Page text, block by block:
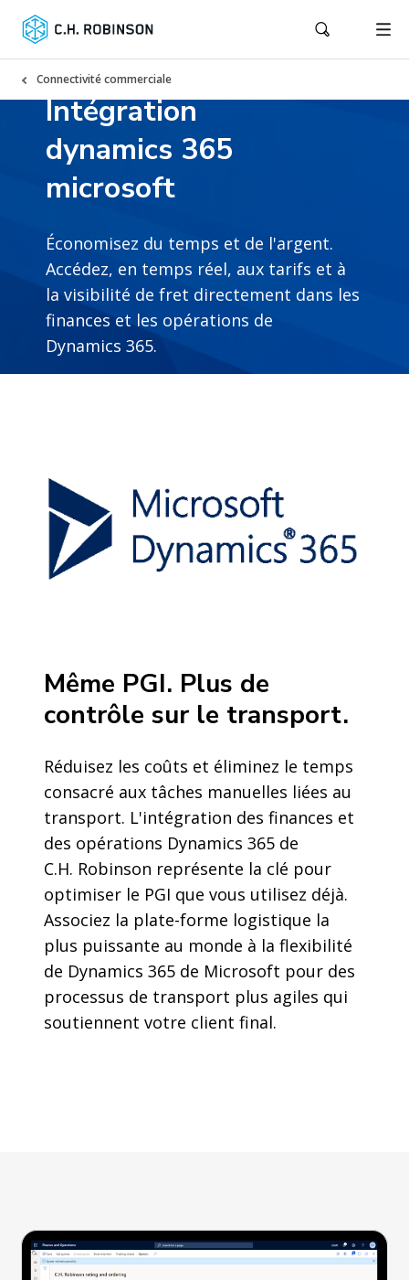
Connectivité commerciale
Intégration
dynamics 365
microsoft
Économisez du temps et de l'argent.
Accédez, en temps réel, aux tarifs et à
la visibilité de fret directement dans les
finances et les opérations de
Dynamics 365.
Même PGI. Plus de
contrôle sur le transport.
Réduisez les coûts et éliminez le temps
consacré aux tâches manuelles liées au
transport. L'intégration des finances et
des opérations Dynamics 365 de
C.H. Robinson représente la clé pour
optimiser le PGI que vous utilisez déjà.
Associez la plate-forme logistique la
plus puissante au monde à la flexibilité
de Dynamics 365 de Microsoft pour des
processus de transport plus agiles qui
soutiennent votre client final.